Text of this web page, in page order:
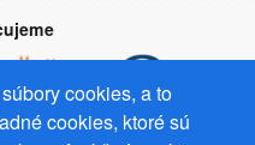
cookies, a to
cookies, ktoré sú